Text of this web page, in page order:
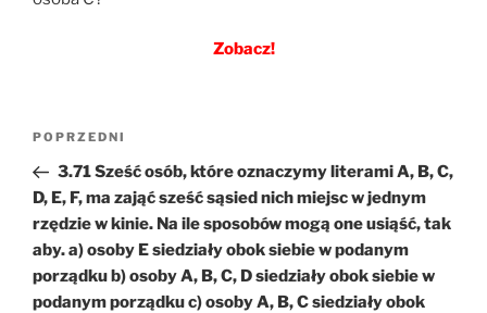
Zobacz!
Nawigacja
Poprzedni
wpis
POPRZEDNI
3.71 Sześć osób, które oznaczymy literami A, B, C,
D, E, F, ma zająć sześć sąsied nich miejsc w jednym
rzędzie w kinie. Na ile sposobów mogą one usiąść, tak
aby. a) osoby E siedziały obok siebie w podanym
porządku b) osoby A, B, C, D siedziały obok siebie w
podanym porządku c) osoby A, B, C siedziały obok